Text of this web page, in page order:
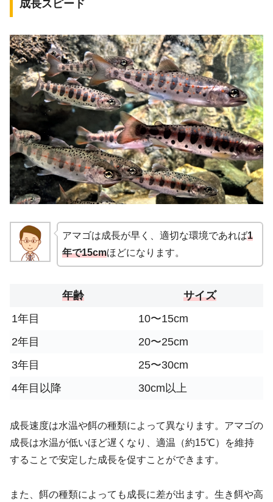
成長スピード
アマゴは成長が早く、適切な環境であれば1
年で15cmほどになります。
年齢
サイズ
1年目
10〜15cm
2年目
20〜25cm
3年目
25〜30cm
4年目以降
30cm以上
成長速度は水温や餌の種類によって異なります。アマゴの
成長は水温が低いほど遅くなり、適温（約15℃）を維持
することで安定した成長を促すことができます。
また、餌の種類によっても成長に差が出ます。生き餌や高